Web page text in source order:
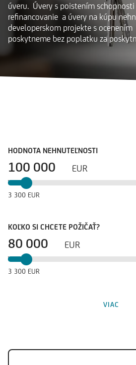
úveru. Úvery s poistením
refinancovanie a úvery na kúpu
developerskom projekte s ocenením
poskytneme bez poplatku za
HODNOTA NEHNUTEĽNOSTI
EUR
3 300 EUR
KOĽKO SI CHCETE POŽIČAŤ?
EUR
3 300 EUR
VIAC